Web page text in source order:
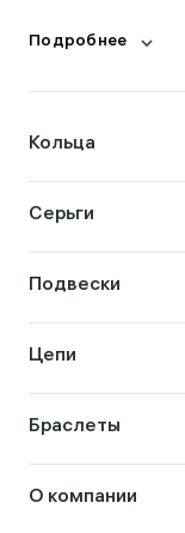
Подробнее
Кольца
Серьги
Подвески
Цепи
Браслеты
О компании